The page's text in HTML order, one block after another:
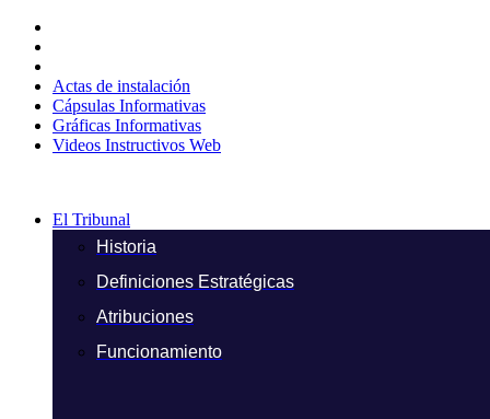
contenido
Actas de instalación
Cápsulas Informativas
Gráficas Informativas
Videos Instructivos Web
El Tribunal
Historia
Definiciones Estratégicas
Atribuciones
Funcionamiento